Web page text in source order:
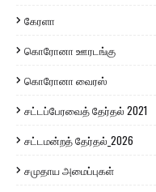
கேரளா
கொரோனா ஊரடங்கு
கொரோனா வைரஸ்
சட்டப்பேரவைத் தேர்தல் 2021
சட்டமன்றத் தேர்தல்_2026
சமுதாய அமைப்புகள்